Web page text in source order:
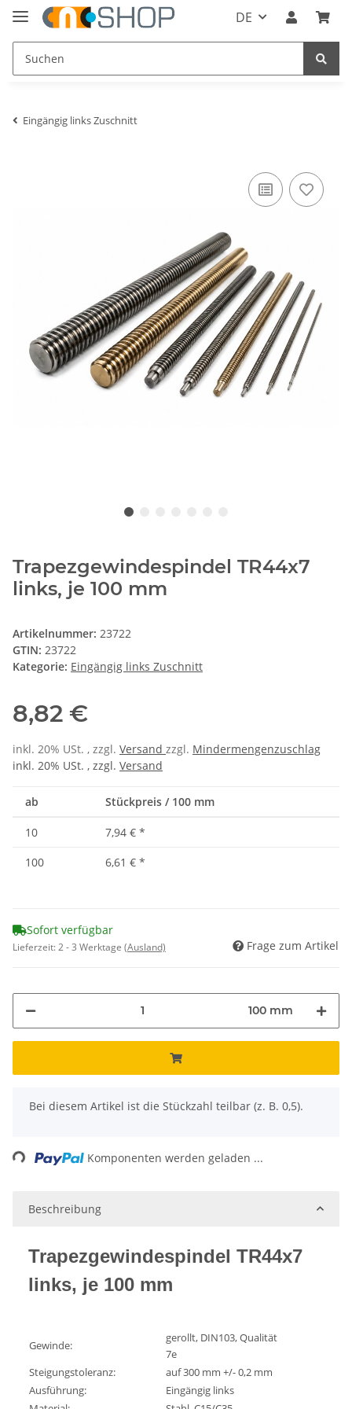
DE
Eingängig links Zuschnitt
Trapezgewindespindel TR44x7
links, je 100 mm
Artikelnummer: 23722
GTIN: 23722
Kategorie: Eingängig links Zuschnitt
8,82 €
inkl. 20% USt. , zzgl. Versand zzgl. Mindermengenzuschlag
inkl. 20% USt. , zzgl. Versand
ab Stückpreis / 100 mm
10 7,94 € *
100
6,61 € *
Sofort verfügbar
Lieferzeit:2 - 3 Werktage (Ausland) Frage zum Artikel
100 mm
x
Bei diesem Artikel ist die Stückzahl teilbar (z. B. 0,5).
Loading... Komponenten werden geladen ...
Beschreibung
Trapezgewindespindel TR44x7
links, je 100 mm
Gewinde:
gerollt, DIN103, Qualität
7e
Steigungstoleranz:
auf 300 mm +/- 0,2 mm
Ausführung:
Eingängig links